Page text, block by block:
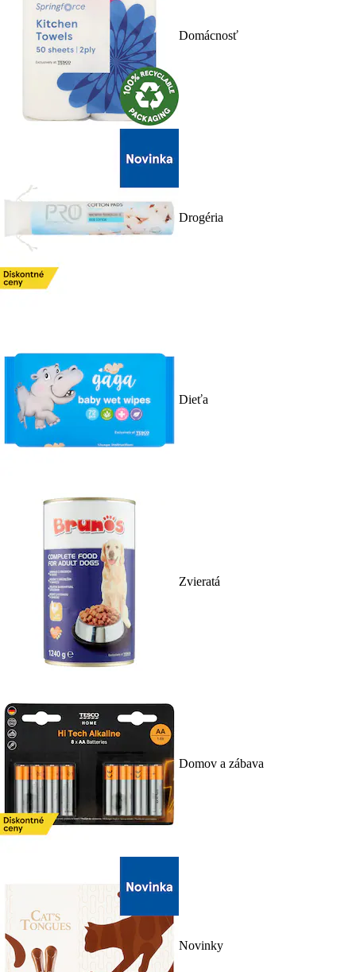
Domácnosť
Drogéria
Dieťa
Zvieratá
Domov a zábava
Novinky